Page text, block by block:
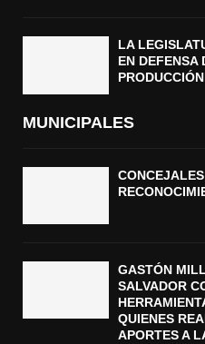
LA
EN DEFENSA
MUNICIPALES
GASTÓN
SALVADOR
QUIENES
APORTES A